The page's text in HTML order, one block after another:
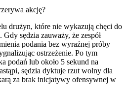
akcję?
drużyn, które nie wykazują chęci do
sędzia zauważy, że zespół
podania bez wyraźnej próby
ostrzeżenie. Po tym
podań lub około 5 sekund na
sędzia dyktuje rzut wolny dla
za brak inicjatywy ofensywnej w